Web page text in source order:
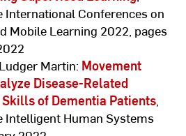
International Conferences on
Mobile Learning 2022, pages
Martin: Movement
Disease-Related
of Dementia Patients,
Intelligent Human Systems